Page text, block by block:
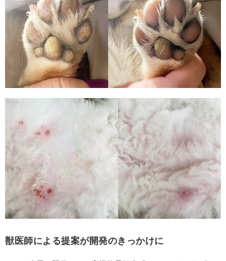
獣医師による提案が開発のきっかけに